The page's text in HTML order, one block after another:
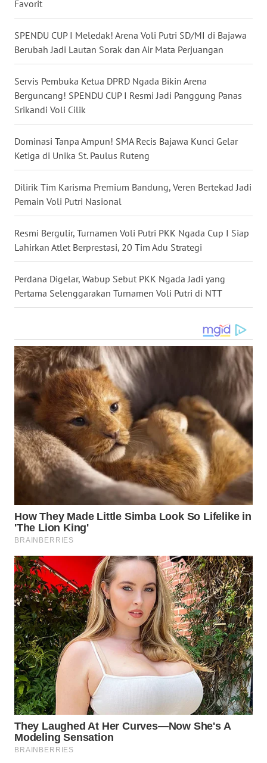
Favorit
SPENDU CUP I Meledak! Arena Voli Putri SD/MI di Bajawa
Berubah Jadi Lautan Sorak dan Air Mata Perjuangan
Servis Pembuka Ketua DPRD Ngada Bikin Arena
Berguncang! SPENDU CUP I Resmi Jadi Panggung Panas
Srikandi Voli Cilik
Dominasi Tanpa Ampun! SMA Recis Bajawa Kunci Gelar
Ketiga di Unika St. Paulus Ruteng
Dilirik Tim Karisma Premium Bandung, Veren Bertekad Jadi
Pemain Voli Putri Nasional
Resmi Bergulir, Turnamen Voli Putri PKK Ngada Cup I Siap
Lahirkan Atlet Berprestasi, 20 Tim Adu Strategi
Perdana Digelar, Wabup Sebut PKK Ngada Jadi yang
Pertama Selenggarakan Turnamen Voli Putri di NTT
SULUT
MALUKU
WN
WN
DAIRI
WN
DANAU
TOBA
WN
NIAS
WN
WN
TAPANULI
SELATAN
WN
TANJUNG
LESUNG
WN
KARO
WN
SIMALUNGUN
LABUHANBATU
WN
TAPANULI
TENGAH
WN DELI
SERDANG
WN
TEBING
TINGGI
WN